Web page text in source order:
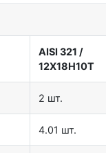
AISI 321 /
12Х18Н10Т
2 шт.
4.01 шт.